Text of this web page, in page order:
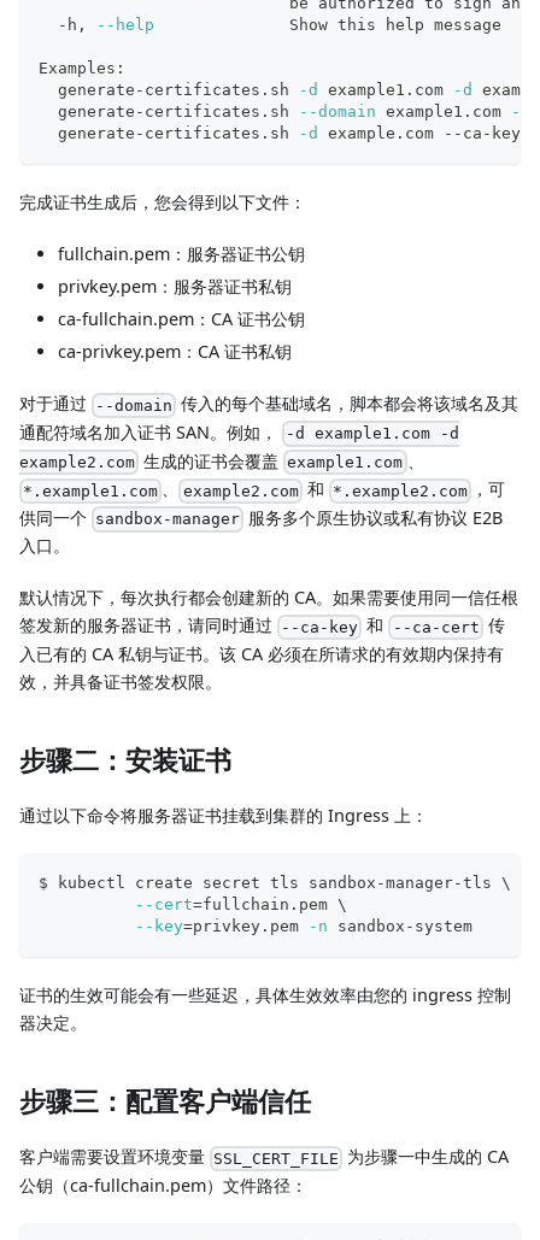
  -h,
--help
              Show this
help message
Examples:
  generate-certificates.sh
-d example1.com -d
  generate-certificates.sh
--domain example1.com
--
  generate-certificates.sh
-d example.com --ca-key
完成证书生成后，您会得到以下文件：
fullchain.pem：服务器证书公钥
privkey.pem：服务器证书私钥
ca-fullchain.pem：CA 证书公钥
ca-privkey.pem：CA 证书私钥
对于通过 --domain 传入的每个基础域名，脚本都会将该域名及其
通配符域名加入证书 SAN。例如，
-d example1.com -d
example2.com 生成的证书会覆盖 example1.com 、
*.example1.com 、 example2.com 和 *.example2.com
，可
供同一个 sandbox-manager 服务多个原生协议或私有协议 E2B
入口。
默认情况下，每次执行都会创建新的 CA。如果需要使用同一信任根
签发新的服务器证书，请同时通过
--ca-key 和 --ca-cert 传
入已有的 CA 私钥与证书。该 CA 必须在所请求的有效期内保持有
效，并具备证书签发权限。
步骤二：安装证书
通过以下命令将服务器证书挂载到集群的 Ingress 上：
$ kubectl create secret tls sandbox-manager-tls \
--cert=fullchain.pem \
--key=privkey.pem -n sandbox-system
证书的生效可能会有一些延迟，具体生效效率由您的 ingress 控制
器决定。
步骤三：配置客户端信任
客户端需要设置环境变量 SSL_CERT_FILE 为步骤一中生成的 CA
公钥（ca-fullchain.pem）文件路径：